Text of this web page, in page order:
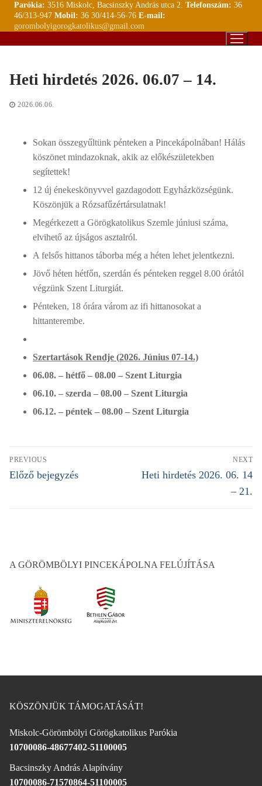
UgrásParókia: 3516 Miskolc, Bacsinszky András utca 2. Telefonszám: 36
46/313-947 Mobil: 36 30/414-56-76 E-mail:
gorombolyigorogkatolikus@gmail.com
Heti hirdetés 2026. 06.07 – 14.
2026.06.06.
Sokan összegyűltünk pénteken a Pincekápolnában! Hálás
köszönet mindazoknak, akik az előkészületekben
segítettek!
12 új énekeskönyvvel gazdagodott Egyházközségünk.
Köszönjük a Rózsafűzértársulatnak!
Megérkezett a Görögkatolikus Szemle júniusi száma,
elvihető az újságos asztalról.
A felsős hittanos táborba még a héten lehet jelentkezni.
Jövő héten hétfőn, szerdán és pénteken reggel 8.00 órától
végzünk Szent Liturgiát.
Pénteken, 18 órára várom az ifi hittanosokat a
hittanterembe.
Szertartások Rendje (2026. Június 07-14.)
06.08. – hétfő – 08.00 – Szent Liturgia
06.10. – szerda – 08.00 – Szent Liturgia
06.12. – péntek – 08.00 – Szent Liturgia
Bejegyzés
navigáció
PREVIOUS
Previous
Előző bejegyzés
NEXT
Next
Heti hirdetés 2026. 06. 14
– 21.
A GÖRÖMBÖLYI PINCEKÁPOLNA FELÚJÍTÁSA
KÖSZÖNJÜK TÁMOGATÁSÁT!
Miskolc-Görömbölyi Görögkatolikus Parókia
10700086-48677402-51100005
Bacsinszky András Alapítvány
10700086-71570864-51100005